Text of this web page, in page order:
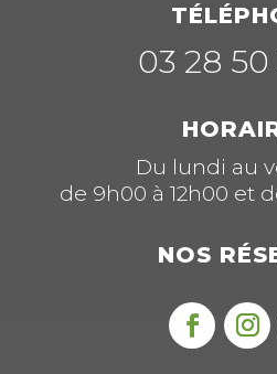
03 28 50
Du lundi au
de 9h00 à 12h00 et
NOS